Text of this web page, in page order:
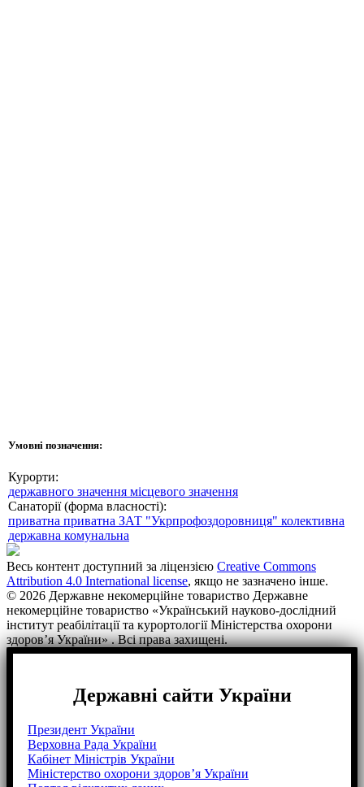
Умовні позначення:
Курорти:
державного значення місцевого значення
Санаторії (форма власності):
приватна приватна ЗАТ "Укрпрофоздоровниця" колективна
державна комунальна
Весь контент доступний за ліцензією Creative Commons
Attribution 4.0 International license, якщо не зазначено інше.
© 2026 Державне некомерційне товариство Державне
некомерційне товариство «Український науково-дослідний
інститут реабілітації та курортології Міністерства охорони
здоров’я України» . Всі права захищені.
Державні сайти України
Президент України
Верховна Рада України
Кабінет Міністрів України
Міністерство охорони здоров’я України